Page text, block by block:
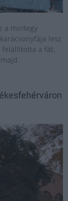
a mintegy
lesz
felállította a fát,